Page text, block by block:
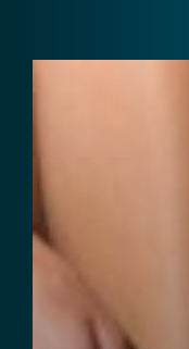
Contacts